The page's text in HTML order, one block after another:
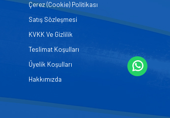
Çerez (Cookie) Politikası
Satış Sözleşmesi
KVKK Ve Gizlilik
Teslimat Koşulları
Üyelik Koşulları
Hakkımızda